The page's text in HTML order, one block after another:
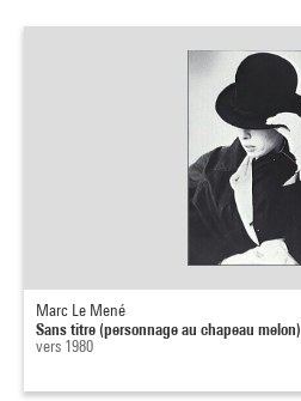
Marc Le Mené
Sans titre (personnage au chapeau melon)
vers 1980